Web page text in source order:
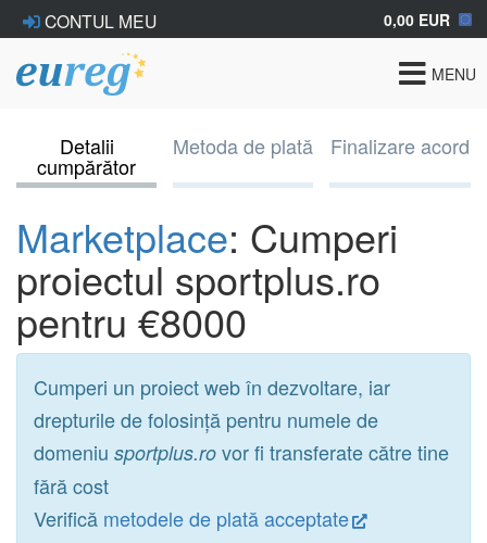
CONTUL MEU 0,00 EUR
Toggle
MENU
Detalii
cumpărător
Metoda de plată Finalizare acord
Marketplace: Cumperi
proiectul sportplus.ro
pentru €8000
Cumperi un proiect web în dezvoltare, iar
drepturile de folosință pentru numele de
domeniu sportplus.ro vor fi transferate către tine
fără cost
Verifică metodele de plată acceptate